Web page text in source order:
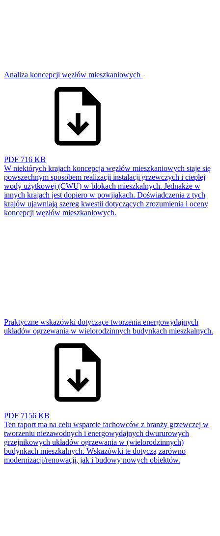
Analiza koncepcji węzłów mieszkaniowych
PDF 716 KB
W niektórych krajach koncepcja węzłów mieszkaniowych staje się
powszechnym sposobem realizacji instalacji grzewczych i ciepłej
wody użytkowej (CWU) w blokach mieszkalnych. Jednakże w
innych krajach jest dopiero w powijakach. Doświadczenia z tych
krajów ujawniają szereg kwestii dotyczących zrozumienia i oceny
koncepcji węzłów mieszkaniowych.
Praktyczne wskazówki dotyczące tworzenia energowydajnych
układów ogrzewania w wielorodzinnych budynkach mieszkalnych.
PDF 7156 KB
Ten raport ma na celu wsparcie fachowców z branży grzewczej w
tworzeniu niezawodnych i energowydajnych dwururowych
grzejnikowych układów ogrzewania w (wielorodzinnych)
budynkach mieszkalnych. Wskazówki te dotyczą zarówno
modernizacji/renowacji, jak i budowy nowych obiektów.